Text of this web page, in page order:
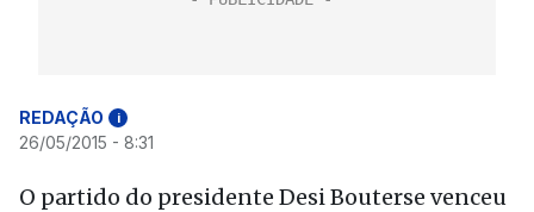
REDAÇÃO i
26/05/2015 - 8:31
O partido do presidente Desi Bouterse venceu